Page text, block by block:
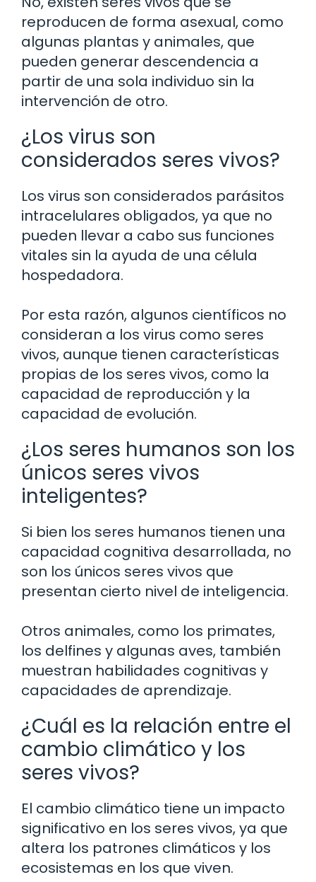
reproducen de forma asexual, como
algunas plantas y animales, que
pueden generar descendencia a
partir de una sola individuo sin la
intervención de otro.
¿Los virus son
considerados seres vivos?
Los virus son considerados parásitos
intracelulares obligados, ya que no
pueden llevar a cabo sus funciones
vitales sin la ayuda de una célula
hospedadora.
Por esta razón, algunos científicos no
consideran a los virus como seres
vivos, aunque tienen características
propias de los seres vivos, como la
capacidad de reproducción y la
capacidad de evolución.
¿Los seres humanos son los
únicos seres vivos
inteligentes?
Si bien los seres humanos tienen una
capacidad cognitiva desarrollada, no
son los únicos seres vivos que
presentan cierto nivel de inteligencia.
Otros animales, como los primates,
los delfines y algunas aves, también
muestran habilidades cognitivas y
capacidades de aprendizaje.
¿Cuál es la relación entre el
cambio climático y los
seres vivos?
El cambio climático tiene un impacto
significativo en los seres vivos, ya que
altera los patrones climáticos y los
ecosistemas en los que viven.